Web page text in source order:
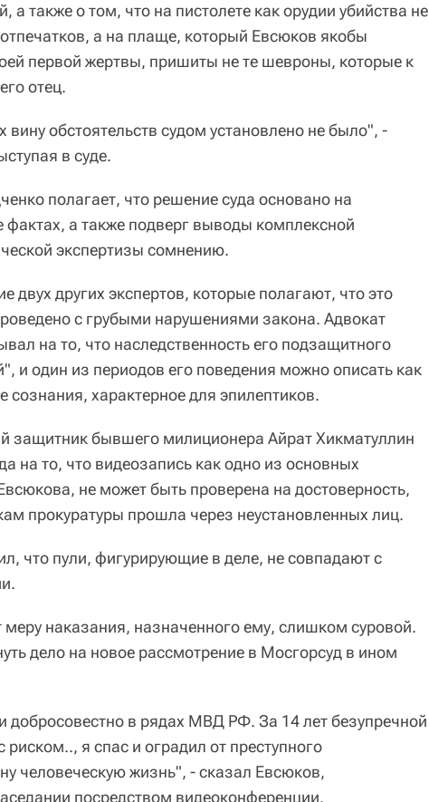
а также о том, что на пистолете как орудии убийства не
а на плаще, который Евсюков якобы
первой жертвы, пришиты не те шевроны, которые к
отец.
обстоятельств судом установлено не было", -
в суде.
полагает, что решение суда основано на
фактах, а также подверг выводы комплексной
экспертизы сомнению.
двух других экспертов, которые полагают, что это
с грубыми нарушениями закона. Адвокат
на то, что наследственность его подзащитного
и один из периодов его поведения можно описать как
сознания, характерное для эпилептиков.
защитник бывшего милиционера Айрат Хикматуллин
на то, что видеозапись как одно из основных
не может быть проверена на достоверность,
прокуратуры прошла через неустановленных лиц.
что пули, фигурирующие в деле, не совпадают с
наказания, назначенного ему, слишком суровой.
дело на новое рассмотрение в Мосгорсуд в ином
добросовестно в рядах МВД РФ. За 14 лет безупречной
я спас и оградил от преступного
человеческую жизнь", - сказал Евсюков,
посредством видеоконференции.